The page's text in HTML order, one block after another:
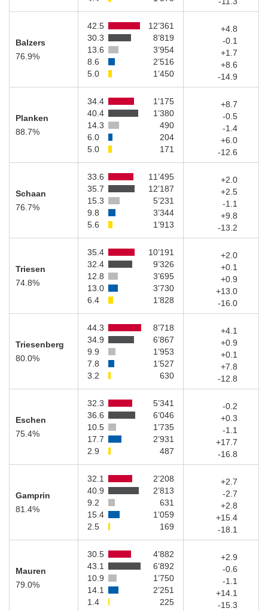
Balzers
76.9%
42.5
12’361
30.3
8’819
13.6
3’954
8.6
2’516
5.0
1’450
+4.8
-0.1
+1.7
+8.6
-14.9
Planken
88.7%
34.4
1’175
40.4
1’380
14.3
490
6.0
204
5.0
171
+8.7
-0.5
-1.4
+6.0
-12.6
Schaan
76.7%
33.6
11’495
35.7
12’187
15.3
5’231
9.8
3’344
5.6
1’913
+2.0
+2.5
-1.1
+9.8
-13.2
Triesen
74.8%
35.4
10’191
32.4
9’326
12.8
3’695
13.0
3’730
6.4
1’828
+2.0
+0.1
+0.9
+13.0
-16.0
Triesenberg
80.0%
44.3
8’718
34.9
6’867
9.9
1’953
7.8
1’527
3.2
630
+4.1
+0.9
+0.1
+7.8
-12.8
Eschen
75.4%
32.3
5’341
36.6
6’046
10.5
1’735
17.7
2’931
2.9
487
-0.2
+0.3
-1.1
+17.7
-16.8
Gamprin
81.4%
32.1
2’208
40.9
2’813
9.2
631
15.4
1’059
2.5
169
+2.7
-2.7
+2.8
+15.4
-18.1
Mauren
79.0%
30.5
4’882
43.1
6’892
10.9
1’750
14.1
2’251
1.4
225
+2.9
-0.6
-1.1
+14.1
-15.3